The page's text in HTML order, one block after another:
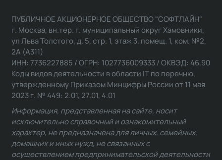
ПУБЛИЧНОЕ АКЦИОНЕРНОЕ ОБЩЕСТВО "СОФТЛАЙН"
г. Москва, вн.тер. г. муниципальный округ Хамовники,
ул Льва Толстого, д. 5, стр. 1, этаж 3, помещ. 1, ком. №2,
2А (А311)
ИНН: 7736227885 / ОГРН: 1027736009333 / ОКВЭД: 46.90
Коды видов деятельности в области IT по перечню,
утвержденному Приказом Минцифры России от 11 мая
2023 г. № 449: 2.01, 27.01, 4.01
Информация, представленная на сайте, носит
исключительно справочный и ознакомительный
характер, не предназначена для личных, семейных,
домашних и иных нужд, не связанных с
осуществлением предпринимательской деятельности